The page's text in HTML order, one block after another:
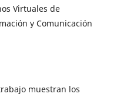
Virtuales de
y Comunicación
muestran los